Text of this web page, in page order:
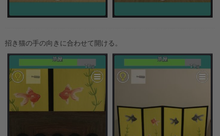
招き猫の手の向きに合わせて開ける。